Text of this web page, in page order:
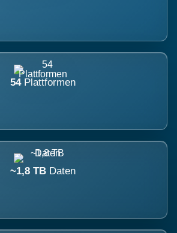
54 Plattformen
~1,8 TB Daten